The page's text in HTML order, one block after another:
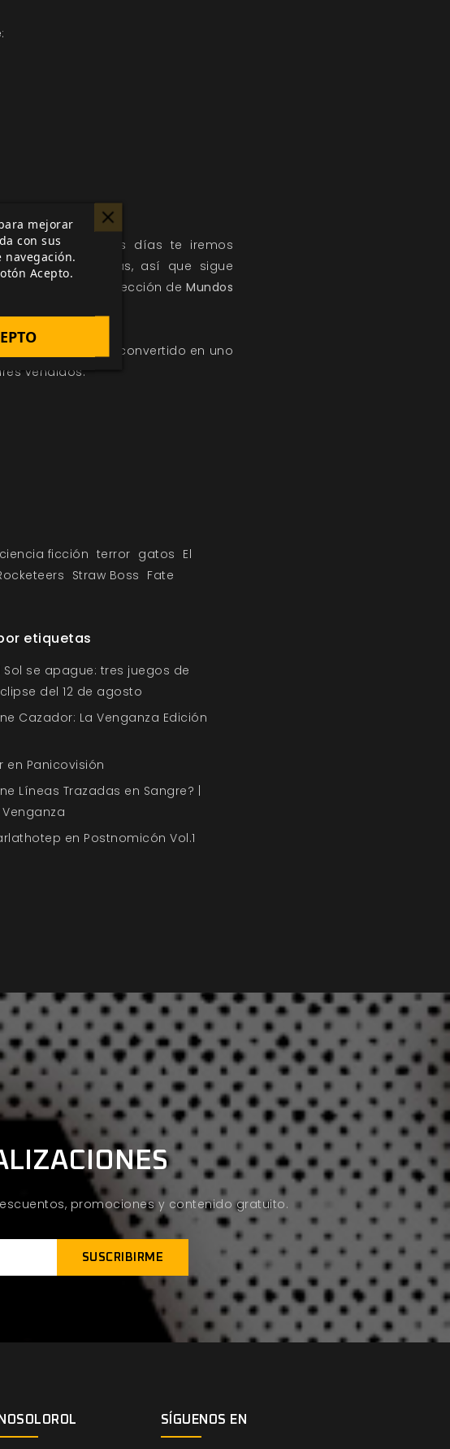
:
En los próximos días te iremos
nuevas noticias, así que sigue
esta segunda colección de Mundos
y que se ha convertido en uno
vendidos.
ficción terror gatos El
Straw Boss Fate
etiquetas
Sol se apague: tres juegos de
del 12 de agosto
Cazador: La Venganza Edición
en Panicovisión
Líneas Trazadas en Sangre? |
en Postnomicón Vol.1
promociones y contenido gratuito.
NOSOLOROL SÍGUENOS EN
mejorar
con sus
Acepto.